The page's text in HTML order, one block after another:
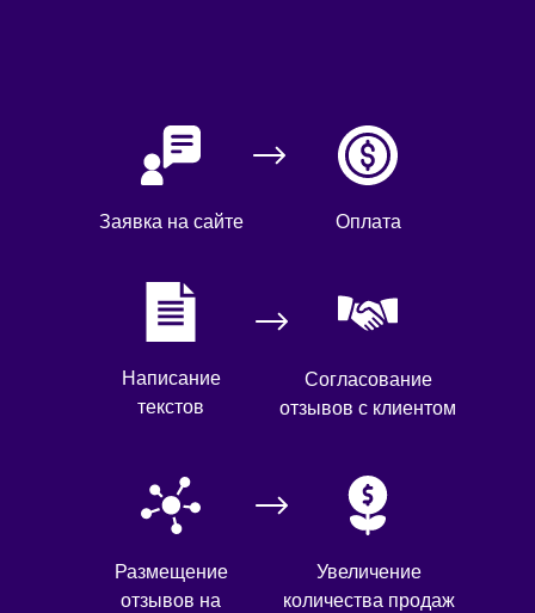
Заявка на сайте Оплата
Написание
текстов
Согласование
отзывов с клиентом
Размещение
отзывов на
Увеличение
количества продаж